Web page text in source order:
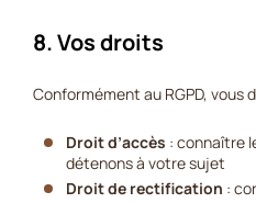
8. Vos droits
Conformément au RGPD, vous
Droit d’accès : connaître
détenons à votre sujet
Droit de rectification :